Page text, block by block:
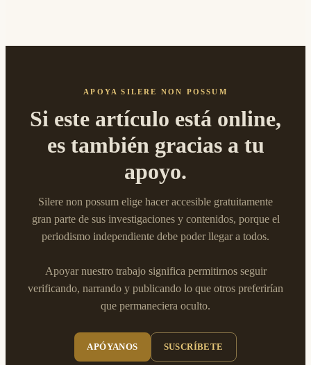
APOYA SILERE NON POSSUM
Si este artículo está online,
es también gracias a tu
apoyo.
Silere non possum elige hacer accesible gratuitamente
gran parte de sus investigaciones y contenidos, porque el
periodismo independiente debe poder llegar a todos.
Apoyar nuestro trabajo significa permitirnos seguir
verificando, narrando y publicando lo que otros preferirían
que permaneciera oculto.
APÓYANOS SUSCRÍBETE